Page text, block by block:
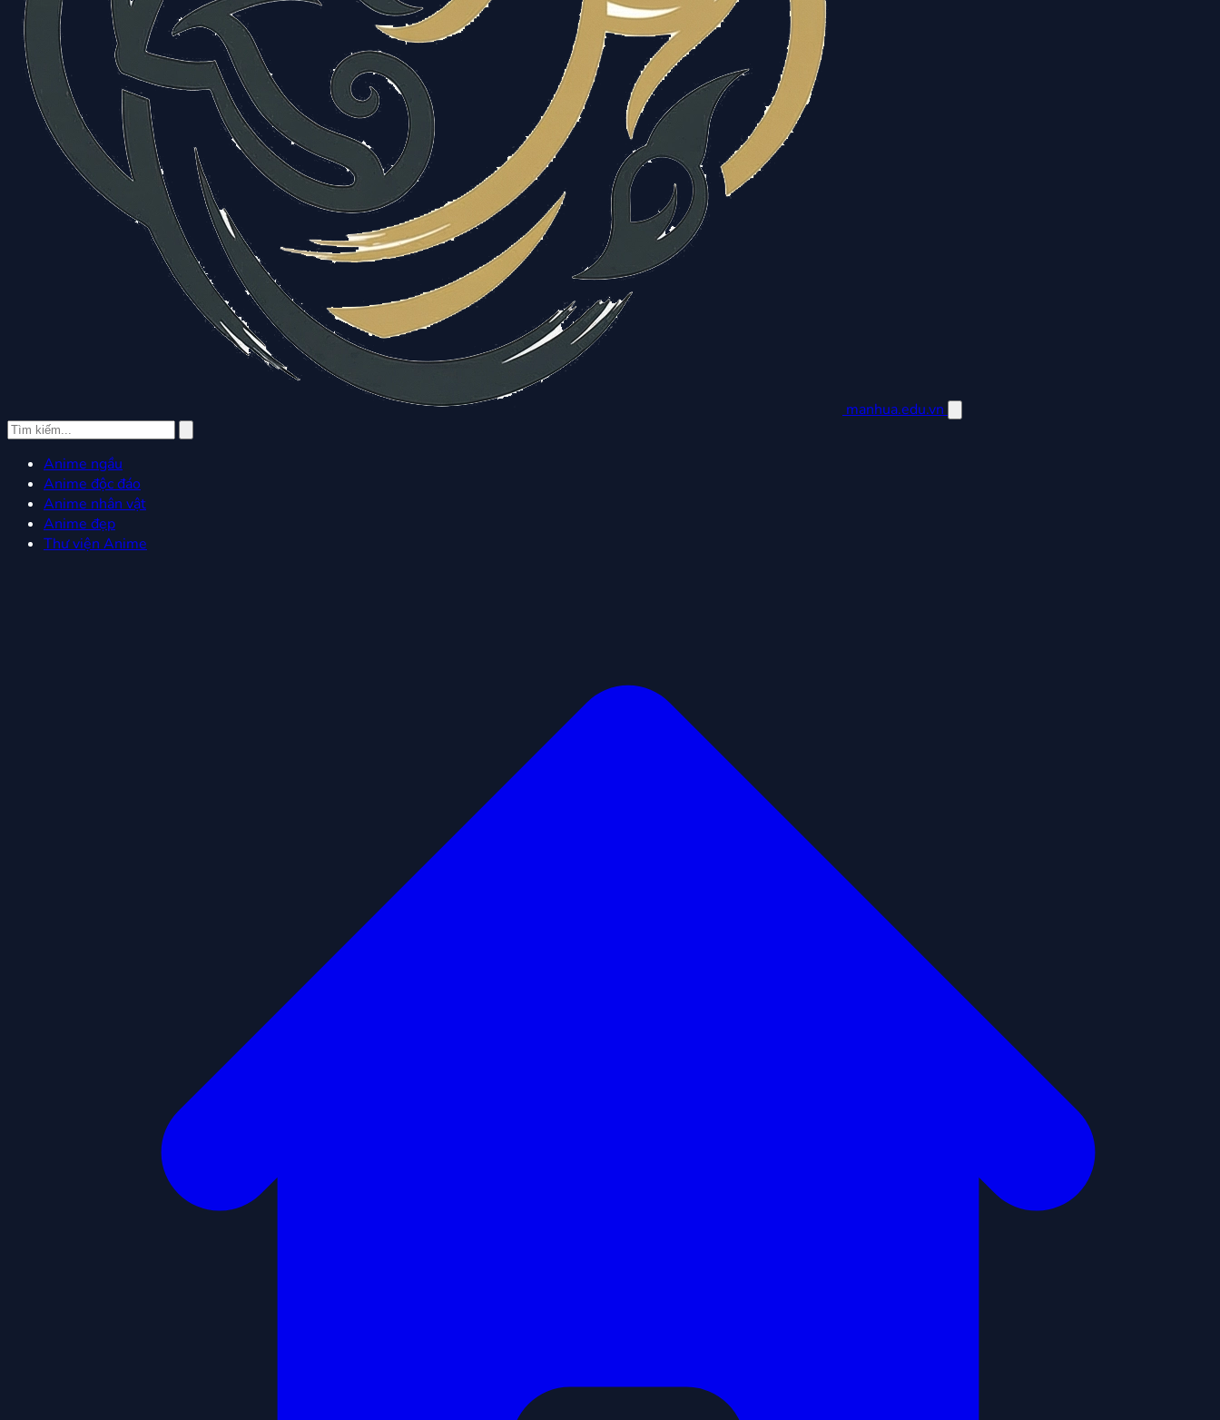
manhua.edu.vn
Anime ngầu
Anime độc đáo
Anime nhân vật
Anime đẹp
Thư viện Anime